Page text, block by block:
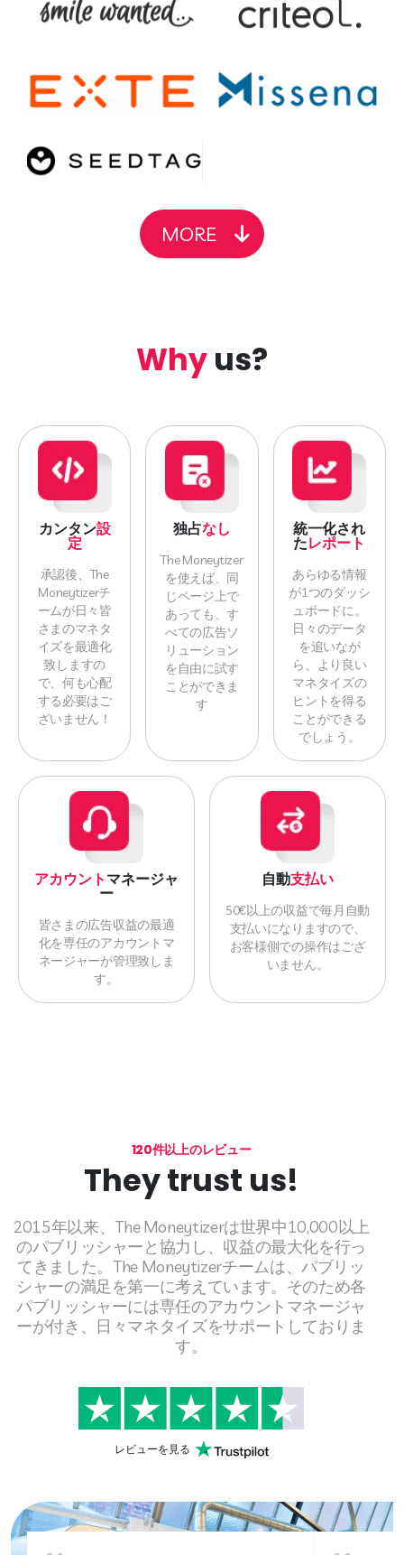
MORE
Whyus?
カンタン設
定
承認後、The
Moneytizerチ
ームが日々皆
さまのマネタ
イズを最適化
致しますの
で、何も心配
する必要はご
ざいません！
独占なし
The Moneytizer
を使えば、同
じページ上で
あっても、す
べての広告ソ
リューション
を自由に試す
ことができま
す
統一化され
たレポート
あらゆる情報
が1つのダッシ
ュボードに。
日々のデータ
を追いなが
ら、より良い
マネタイズの
ヒントを得る
ことができる
でしょう。
アカウントマネージャ
ー
皆さまの広告収益の最適
化を専任のアカウントマ
ネージャーが管理致しま
す。
自動支払い
50€以上の収益で毎月自動
支払いになりますので、
お客様側での操作はござ
いません。
120件以上のレビュー
They trust us!
2015年以来、The Moneytizerは世界中10,000以上
のパブリッシャーと協力し、収益の最大化を行っ
てきました。The Moneytizerチームは、パブリッ
シャーの満足を第一に考えています。そのため各
パブリッシャーには専任のアカウントマネージャ
ーが付き、日々マネタイズをサポートしておりま
す。
レビューを見る